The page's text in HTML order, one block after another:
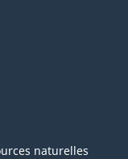
naturelles